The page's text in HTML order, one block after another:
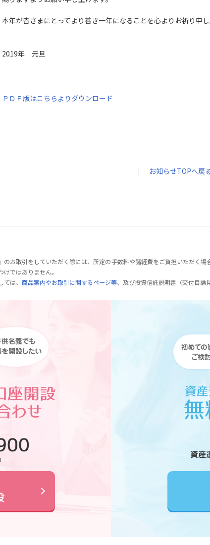
本年が皆さまにとってより善き一年になることを心よりお祈り申し
2019年 元旦
ＰＤＦ版はこちらよりダウンロード
｜ お知らせTOPへ戻
お取引をしていただく際には、所定の手数料や諸経費をご負担いただく
ではありません。
は、 商品案内やお取引に関するページ等、及び投資信託説明書（交付目論
資産